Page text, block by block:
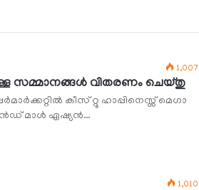
1,007
സമ്മാനങ്ങള്‍ വിതരണം ചെയ്തു
കീസ് റ്റു ഹാപ്പിനെസ്സ് മെഗാ
മാള്‍ ഏഷ്യന്‍…
1,010